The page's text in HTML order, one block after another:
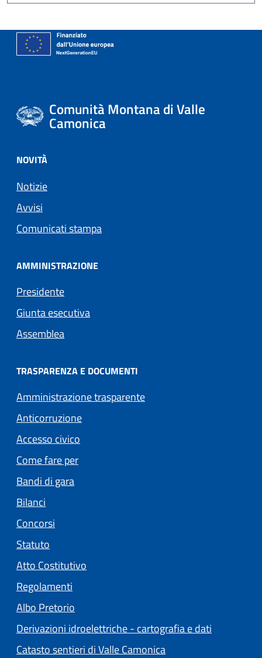
Comunità Montana di Valle
Camonica
NOVITÀ
Notizie
Avvisi
Comunicati stampa
AMMINISTRAZIONE
Presidente
Giunta esecutiva
Assemblea
TRASPARENZA E DOCUMENTI
Amministrazione trasparente
Anticorruzione
Accesso civico
Come fare per
Bandi di gara
Bilanci
Concorsi
Statuto
Atto Costitutivo
Regolamenti
Albo Pretorio
Derivazioni idroelettriche - cartografia e dati
Catasto sentieri di Valle Camonica